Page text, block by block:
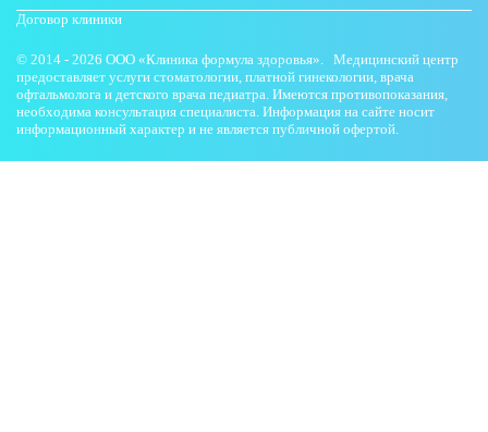
Договор клиники
© 2014 - 2026 ООО «Клиника формула здоровья». Медицинский центр
предоставляет услуги стоматологии, платной гинекологии, врача
офтальмолога и детского врача педиатра. Имеются противопоказания,
необходима консультация специалиста. Информация на сайте носит
информационный характер и не является публичной офертой.